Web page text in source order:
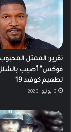
تقرير: الممثل
فوكس” أصيب
تطعيم كوفيد 19
3 يونيو، 2023